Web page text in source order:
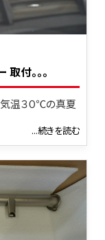
付。。。
温３０℃の真夏
...続きを読む